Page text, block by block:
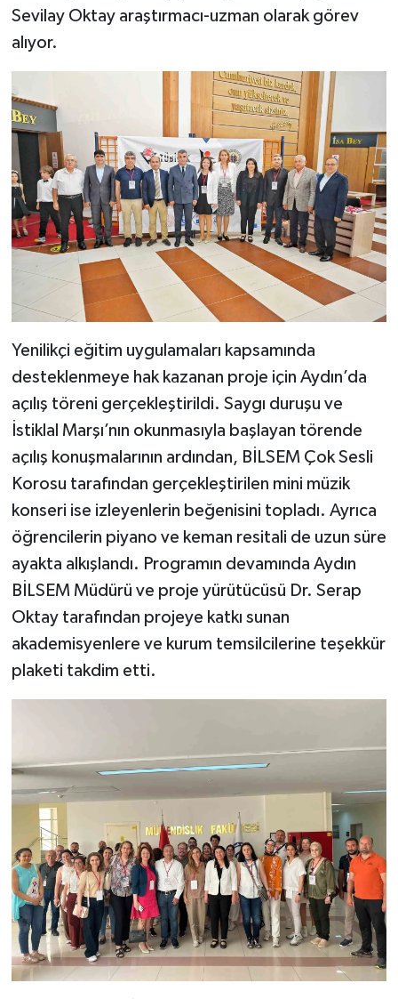
Sevilay Oktay araştırmacı-uzman olarak görev
alıyor.
Yenilikçi eğitim uygulamaları kapsamında
desteklenmeye hak kazanan proje için Aydın’da
açılış töreni gerçekleştirildi. Saygı duruşu ve
İstiklal Marşı’nın okunmasıyla başlayan törende
açılış konuşmalarının ardından, BİLSEM Çok Sesli
Korosu tarafından gerçekleştirilen mini müzik
konseri ise izleyenlerin beğenisini topladı. Ayrıca
öğrencilerin piyano ve keman resitali de uzun süre
ayakta alkışlandı. Programın devamında Aydın
BİLSEM Müdürü ve proje yürütücüsü Dr. Serap
Oktay tarafından projeye katkı sunan
akademisyenlere ve kurum temsilcilerine teşekkür
plaketi takdim etti.